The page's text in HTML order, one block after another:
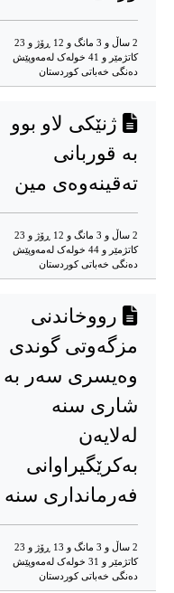
2 ساڵ و 3 مانگ و 12 ڕۆژ و 23
کاتژمێر و 41 خوله‌ک له‌مه‌وپێش‌
دەنگی خەباتی کوردستان
ژنێکی لاو بوو
بە قوربانی
تەقینەوەی مین
2 ساڵ و 3 مانگ و 12 ڕۆژ و 23
کاتژمێر و 44 خوله‌ک له‌مه‌وپێش‌
دەنگی خەباتی کوردستان
رووخاندنی
مزگەوتی گوندی
وەیسری سەر بە
شاری سنە
لەلایەن
بەکرێگیراوانی
فەرمانداری سنه
2 ساڵ و 3 مانگ و 13 ڕۆژ و 23
کاتژمێر و 31 خوله‌ک له‌مه‌وپێش‌
دەنگی خەباتی کوردستان